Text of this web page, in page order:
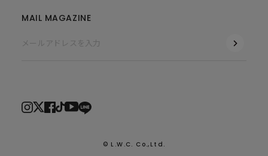
MAIL MAGAZINE
© L.W.C. Co.,Ltd.